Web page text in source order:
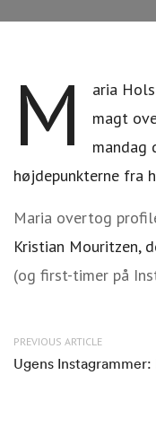
M
aria
magt
mandag
højdepunkterne fra
Maria overtog
Kristian Mouritzen,
(og first-timer på
PREVIOUS ARTICLE
Ugens